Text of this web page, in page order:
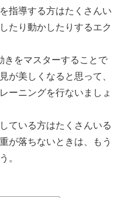
指導する方はたくさんい
たり動かしたりするエク
きをマスターすることで
が美しくなると思って、
ーニングを行ないましょ
ている方はたくさんいる
が落ちないときは、もう
。